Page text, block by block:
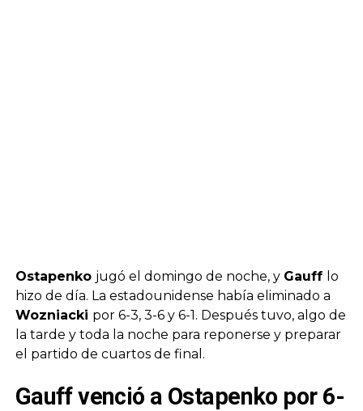
Ostapenko jugó el domingo de noche, y Gauff lo
hizo de día. La estadounidense había eliminado a
Wozniacki por 6-3, 3-6 y 6-1. Después tuvo, algo de
la tarde y toda la noche para reponerse y preparar
el partido de cuartos de final.
Gauff venció a Ostapenko por 6-